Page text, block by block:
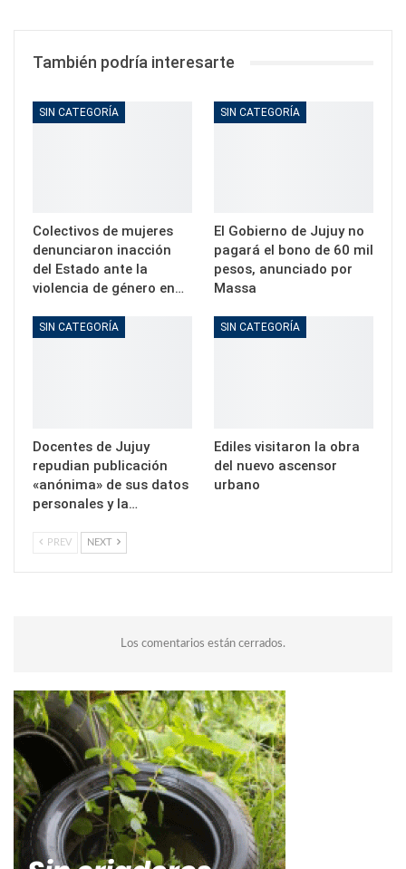
También podría interesarte
SIN CATEGORÍA
Colectivos de mujeres
denunciaron inacción
del Estado ante la
violencia de género en…
SIN CATEGORÍA
El Gobierno de Jujuy no
pagará el bono de 60 mil
pesos, anunciado por
Massa
SIN CATEGORÍA
Docentes de Jujuy
repudian publicación
«anónima» de sus datos
personales y la…
SIN CATEGORÍA
Ediles visitaron la obra
del nuevo ascensor
urbano
PREV NEXT
Los comentarios están cerrados.